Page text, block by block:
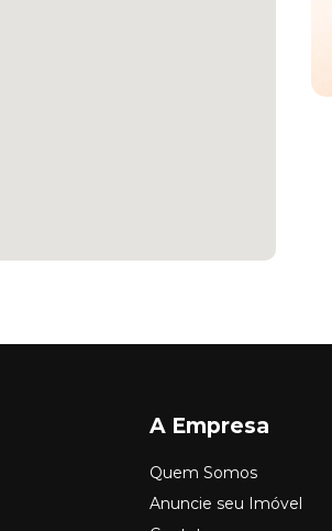
A Empresa
Quem Somos
Anuncie seu Imóvel